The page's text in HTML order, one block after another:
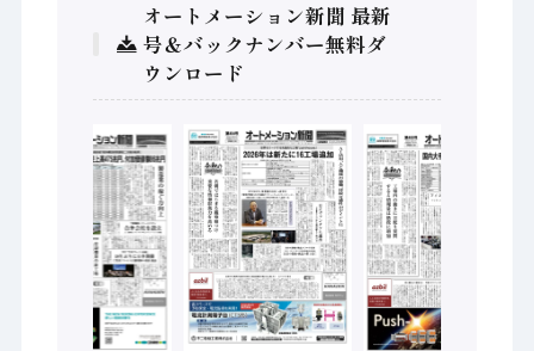
オートメーション新聞 最新
号＆バックナンバー無料ダ
ウンロード